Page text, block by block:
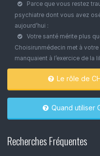
Parce que vous restez
psychiatre dont vous avez
aujourd’hui :
Votre santé mérite plus
Choisirunmédecin met à
manquaient à l’exercice de la
Le
Recherches Fréquentes